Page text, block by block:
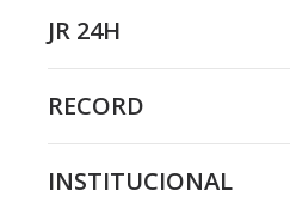
JR 24H
RECORD
INSTITUCIONAL